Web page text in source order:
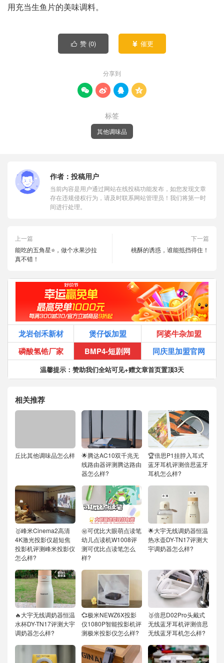
用充当生鱼片的美味调料。
 赞 (0)  催更
分享到
   
标签
其他调味品
作者： 投稿用户
当前内容是用户通过网站在线投稿功能发布，如您发现文章
存在违规侵权行为，请及时联系网站管理员！我们将第一时
间进行处理。
上一篇
能吃的五角星⭐️，做个水果沙拉
真不错！
下一篇
桃酥的诱惑，谁能抵挡得住！
龙岩创禾新材 煲仔饭加盟
阿婆牛杂加盟
磷酸氢锆厂家
BMP4-短剧网 同庆里加盟官网
温馨提示：赞助我们全站可见+赠文章首页置顶3天
相关推荐
丘比其他调味品怎么样
🌟腾达AC10双千兆无
线路由器评测腾达路由
器怎么样?
🏆倍思P1挂脖入耳式
蓝牙耳机评测倍思蓝牙
耳机怎么样?
🥇峰米Cinema2高清
4K激光投影仪超短焦
投影机评测峰米投影仪
怎么样?
㊙️可优比大眼萌点读笔
幼儿点读机W1008评
测可优比点读笔怎么
样?
🌟大宇无线调奶器恒温
热水壶DY-TN17评测大
宇调奶器怎么样?
🔥大宇无线调奶器恒温
水杯DY-TN17评测大宇
调奶器怎么样?
💞极米NEWZ6X投影
仪1080P智能投影机评
测极米投影仪怎么样?
🥉倍思D02Pro头戴式
无线蓝牙耳机评测倍思
无线蓝牙耳机怎么样?